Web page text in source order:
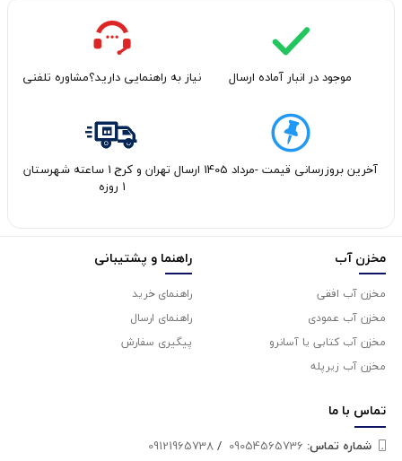
موجود در انبار آماده ارسال نیاز به راهنمایی دارید؟مشاوره تلفنی
آخرین بروزرسانی قیمت -مرداد 1405
ارسال تهران و کرج 1 ساعته شهرستان
1 روزه
مخزن آب
مخزن آب افقی
مخزن آب عمودی
مخزن آب کتابی یا آسانرو
مخزن آب زیرپله
راهنما و پشتیبانی
راهنمای خرید
راهنمای ارسال
پیگیری سفارش
تماس با ما
شماره تماس‌: /
09121965738